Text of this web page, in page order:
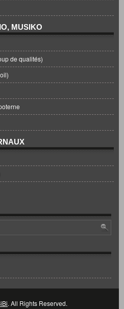
MUSIKO
de qualités)
. All Rights Reserved.